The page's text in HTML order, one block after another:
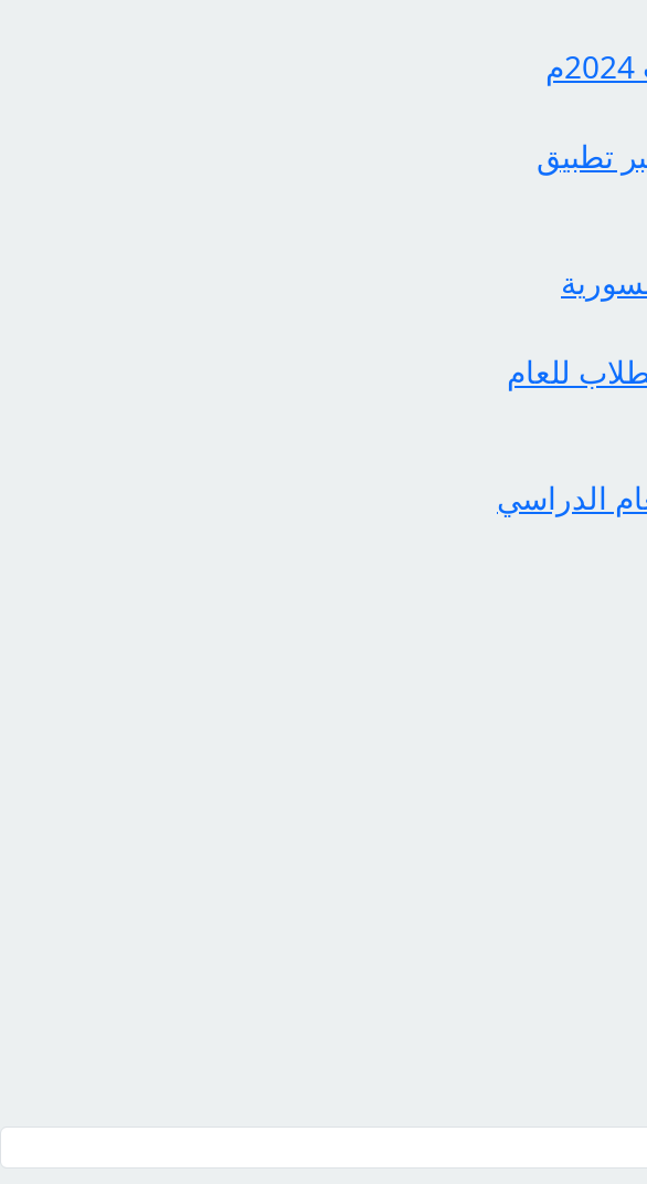
تطبيق
للعام
الدراسي